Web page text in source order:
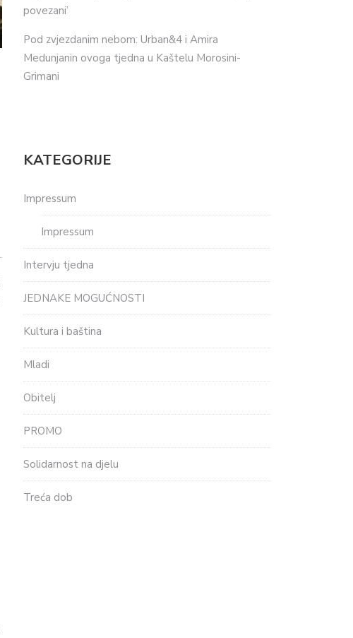
povezani’
Pod zvjezdanim nebom: Urban&4 i Amira
Medunjanin ovoga tjedna u Kaštelu Morosini-
Grimani
KATEGORIJE
Impressum
Impressum
Intervju tjedna
JEDNAKE MOGUĆNOSTI
Kultura i baština
Mladi
Obitelj
PROMO
Solidarnost na djelu
Treća dob